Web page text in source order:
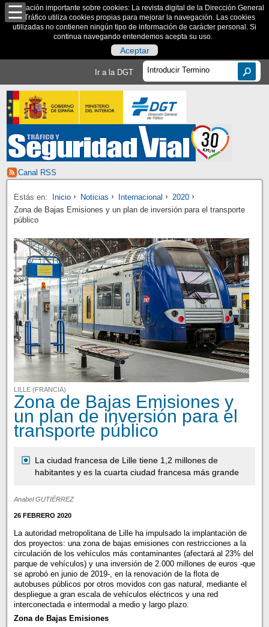
Información importante sobre cookies: La revista digital de la Dirección General
de Tráfico utiliza cookies propias para mejorar la navegación. Las cookies
utilizadas no contienen ningún tipo de información de carácter personal. Si
continua navegando entendemos acepta su uso.
Aceptar
Ir a la DGT
Canal RSS
Estás en: Inicio Noticias Internacional
2020
Zona de Bajas Emisiones y un plan de inversión para el transporte
público
LILLE (FRANCIA)
Zona de Bajas Emisiones y
un plan de inversión para el
transporte público
La ciudad francesa de Lille tiene 1,2 millones de
habitantes y es la cuarta ciudad francesa más grande
Anabel GUTIÉRREZ
26 FEBRERO 2020
La autoridad metropolitana de Lille ha impulsado la implantación de
dos proyectos: una zona de bajas emisiones con restricciones a la
circulación de los vehículos más contaminantes (afectará al 23% del
parque de vehículos) y una inversión de 2.000 millones de euros -que
se aprobó en junio de 2019-, en la renovación de la flota de
autobuses públicos por otros movidos con gas natural, mediante el
despliegue a gran escala de vehículos eléctricos y una red
interconectada e intermodal a medio y largo plazo.
Zona de Bajas Emisiones